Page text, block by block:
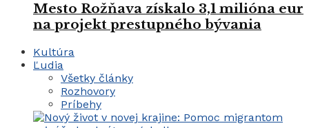
Mesto Rožňava získalo 3,1 milióna eur
na projekt prestupného bývania
Kultúra
Ľudia
Všetky články
Rozhovory
Príbehy